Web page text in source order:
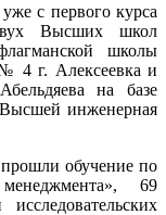
с первого курса
Высших школ
школы
4 г. Алексеевка и
на базе
инженерная
обучение по
69